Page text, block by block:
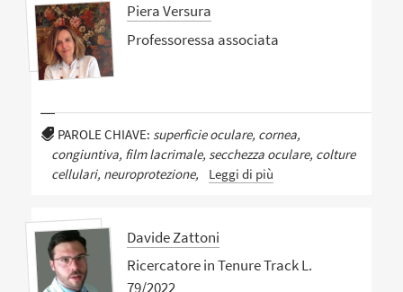
Piera Versura
Professoressa associata
PAROLE CHIAVE: superficie oculare, cornea,
congiuntiva, film lacrimale, secchezza oculare, colture
cellulari, neuroprotezione,
Leggi di più
Davide Zattoni
Ricercatore in Tenure Track L.
79/2022